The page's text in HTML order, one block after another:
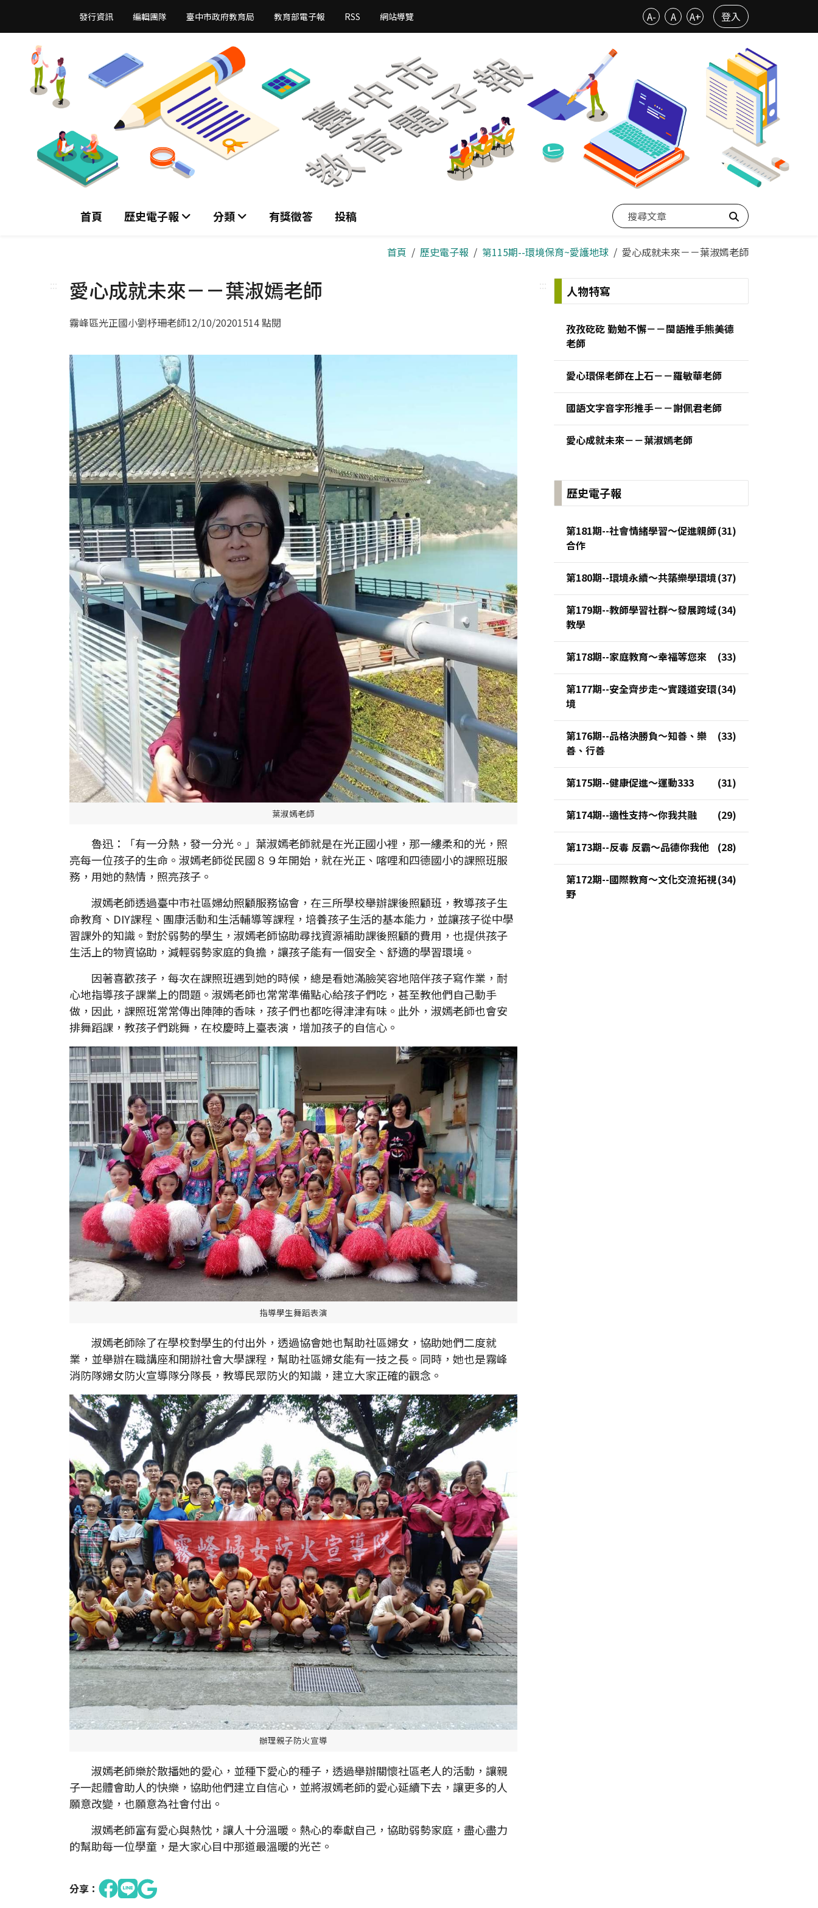
主
發行資訊 編輯團隊 臺中市政府教育局 教育部電子報 RSS 網站導覽 A- A A+ 登入
首頁 歷史電子報 分類 有獎徵答 投稿
搜尋
首頁 歷史電子報 第115期--環境保育~愛護地球 愛心成就未來－－葉淑嫣老師
::: 愛心成就未來－－葉淑嫣老師
霧峰區光正國小劉杼珊老師12/10/20201514 點閱
葉淑嫣老師
魯迅：「有一分熱，發一分光。」葉淑嫣老師就是在光正國小裡，那一縷柔和的光，照
亮每一位孩子的生命。淑嫣老師從民國８９年開始，就在光正、喀哩和四德國小的課照班服
務，用她的熱情，照亮孩子。
淑嫣老師透過臺中市社區婦幼照顧服務協會，在三所學校舉辦課後照顧班，教導孩子生
命教育、DIY課程、團康活動和生活輔導等課程，培養孩子生活的基本能力，並讓孩子從中學
習課外的知識。對於弱勢的學生，淑嫣老師協助尋找資源補助課後照顧的費用，也提供孩子
生活上的物資協助，減輕弱勢家庭的負擔，讓孩子能有一個安全、舒適的學習環境。
因著喜歡孩子，每次在課照班遇到她的時候，總是看她滿臉笑容地陪伴孩子寫作業，耐
心地指導孩子課業上的問題。淑嫣老師也常常準備點心給孩子們吃，甚至教他們自己動手
做，因此，課照班常常傳出陣陣的香味，孩子們也都吃得津津有味。此外，淑嫣老師也會安
排舞蹈課，教孩子們跳舞，在校慶時上臺表演，增加孩子的自信心。
指導學生舞蹈表演
淑嫣老師除了在學校對學生的付出外，透過協會她也幫助社區婦女，協助她們二度就
業，並舉辦在職講座和開辦社會大學課程，幫助社區婦女能有一技之長。同時，她也是霧峰
消防隊婦女防火宣導隊分隊長，教導民眾防火的知識，建立大家正確的觀念。
辦理親子防火宣導
淑嫣老師樂於散播她的愛心，並種下愛心的種子，透過舉辦關懷社區老人的活動，讓親
子一起體會助人的快樂，協助他們建立自信心，並將淑嫣老師的愛心延續下去，讓更多的人
願意改變，也願意為社會付出。
淑嫣老師富有愛心與熱忱，讓人十分溫暖。熱心的奉獻自己，協助弱勢家庭，盡心盡力
的幫助每一位學童，是大家心目中那道最溫暖的光芒。
分享：
::: 人物特寫
孜孜矻矻 勤勉不懈－－閩語推手熊美德
老師
愛心環保老師在上石－－羅敏華老師
國語文字音字形推手－－謝佩君老師
愛心成就未來－－葉淑嫣老師
歷史電子報
第181期--社會情緒學習～促進親師
合作
第180期--環境永續～共築樂學環境
第179期--教師學習社群～發展跨域
教學
第178期--家庭教育～幸福等您來
第177期--安全齊步走～實踐道安環
境
第176期--品格決勝負～知善、樂
善、行善
第175期--健康促進～運動333
第174期--適性支持～你我共融
第173期--反毒 反霸～品德你我他
第172期--國際教育～文化交流拓視
野